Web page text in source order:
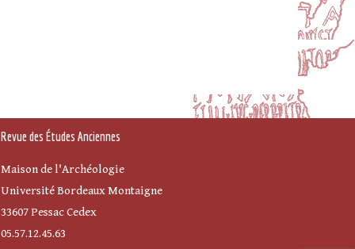
Revue des Études Anciennes
Maison de l'Archéologie
Université Bordeaux Montaigne
33607 Pessac Cedex
05.57.12.45.63